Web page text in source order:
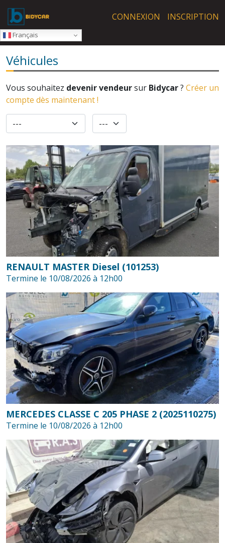
Skip to main content
CONNEXION
INSCRIPTION
Français
Véhicules
Vous souhaitez devenir vendeursur Bidycar? Créer un
compte dès maintenant !
RENAULT MASTER Diesel (101253)
Termine le 10/08/2026 à 12h00
MERCEDES CLASSE C 205 PHASE 2 (2025110275)
Termine le 10/08/2026 à 12h00